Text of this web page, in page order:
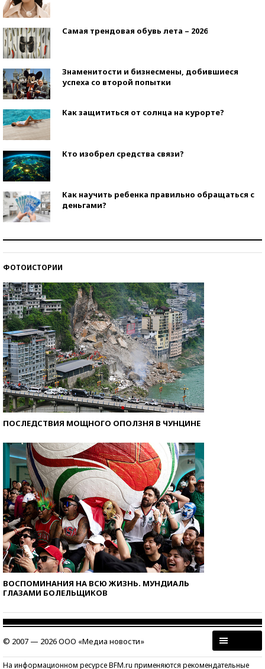
Самая трендовая обувь лета – 2026
Знаменитости и бизнесмены, добившиеся
успеха со второй попытки
Как защититься от солнца на курорте?
Кто изобрел средства связи?
Как научить ребенка правильно обращаться с
деньгами?
ФОТОИСТОРИИ
ПОСЛЕДСТВИЯ МОЩНОГО ОПОЛЗНЯ В ЧУНЦИНЕ
ВОСПОМИНАНИЯ НА ВСЮ ЖИЗНЬ. МУНДИАЛЬ
ГЛАЗАМИ БОЛЕЛЬЩИКОВ
© 2007 — 2026 ООО «Медиа новости»
На информационном ресурсе BFM.ru применяются рекомендательные